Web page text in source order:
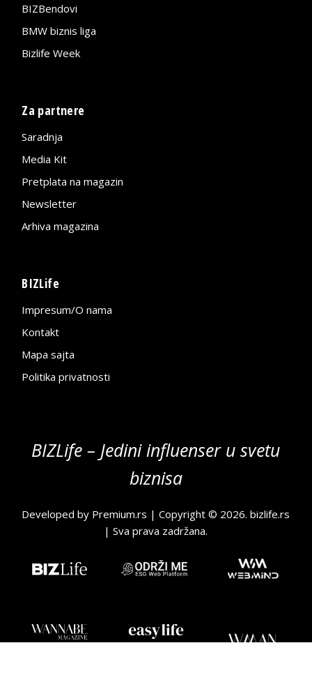
BIZBendovi
BMW biznis liga
Bizlife Week
Za partnere
Saradnja
Media Kit
Pretplata na magazin
Newsletter
Arhiva magazina
BIZLife
Impresum/O nama
Kontakt
Mapa sajta
Politika privatnosti
BIZLife – Jedini influenser u svetu
biznisa
Developed by Premium.rs | Copyright © 2026.bizlife.rs
| Sva prava zadržana.